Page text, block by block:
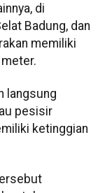
di
Badung, dan
memiliki
langsung
pesisir
ketinggian